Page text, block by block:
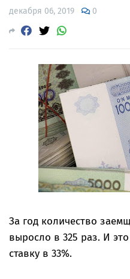
декабря 06, 2019 0
За год количество
выросло в 325 раз. И
ставку в 33%.